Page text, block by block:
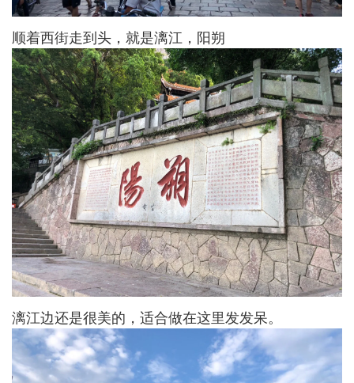
顺着西街走到头，就是漓江，阳朔
漓江边还是很美的，适合做在这里发发呆。